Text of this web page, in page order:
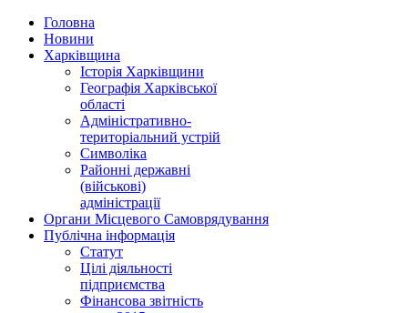
Головна
Новини
Харківщина
Історія Харківщини
Географія Харківської
області
Адміністративно-
територіальний устрій
Символіка
Районні державні
(військові)
адміністрації
Органи Місцевого Самоврядування
Публічна інформація
Статут
Цілі діяльності
підприємства
Фінансова звітність